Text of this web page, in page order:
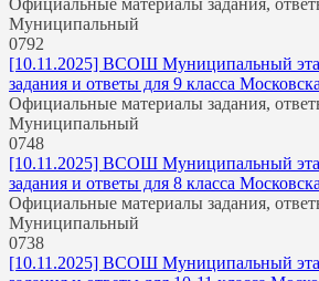
Муниципальный
0792
[10.11.2025] ВСОШ Муниципальный
задания и ответы для 9 класса
Официальные материалы задания,
Муниципальный
0748
[10.11.2025] ВСОШ Муниципальный
задания и ответы для 8 класса
Официальные материалы задания,
Муниципальный
0738
[10.11.2025] ВСОШ Муниципальный